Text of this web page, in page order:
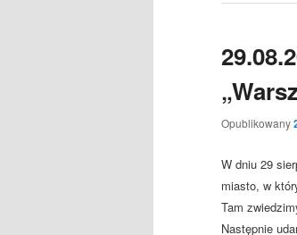
Opublikowany
W dniu 29
miasto, w
Tam
Następnie